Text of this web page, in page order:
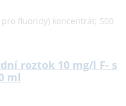
pro fluoridy) koncentrát; 500
roztok 10 mg/l F- s
ml